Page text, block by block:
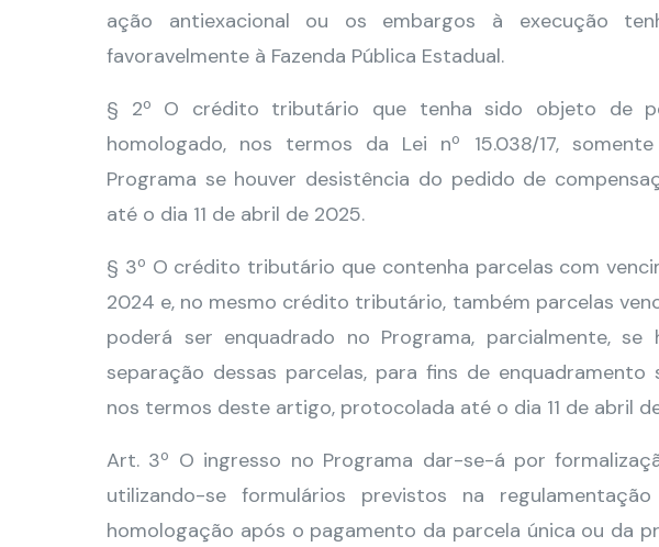
ação antiexacional ou os embargos à execução
favoravelmente à Fazenda Pública Estadual.
§ 2º O crédito tributário que tenha sido objeto de
homologado, nos termos da Lei nº 15.038/17,
Programa se houver desistência do pedido de
até o dia 11 de abril de 2025.
§ 3º O crédito tributário que contenha parcelas com
2024 e, no mesmo crédito tributário, também parcelas
poderá ser enquadrado no Programa, parcialmente,
separação dessas parcelas, para fins de enquadramento
nos termos deste artigo, protocolada até o dia 11 de abril
Art. 3º O ingresso no Programa dar-se-á por
utilizando-se formulários previstos na
homologação após o pagamento da parcela única ou da